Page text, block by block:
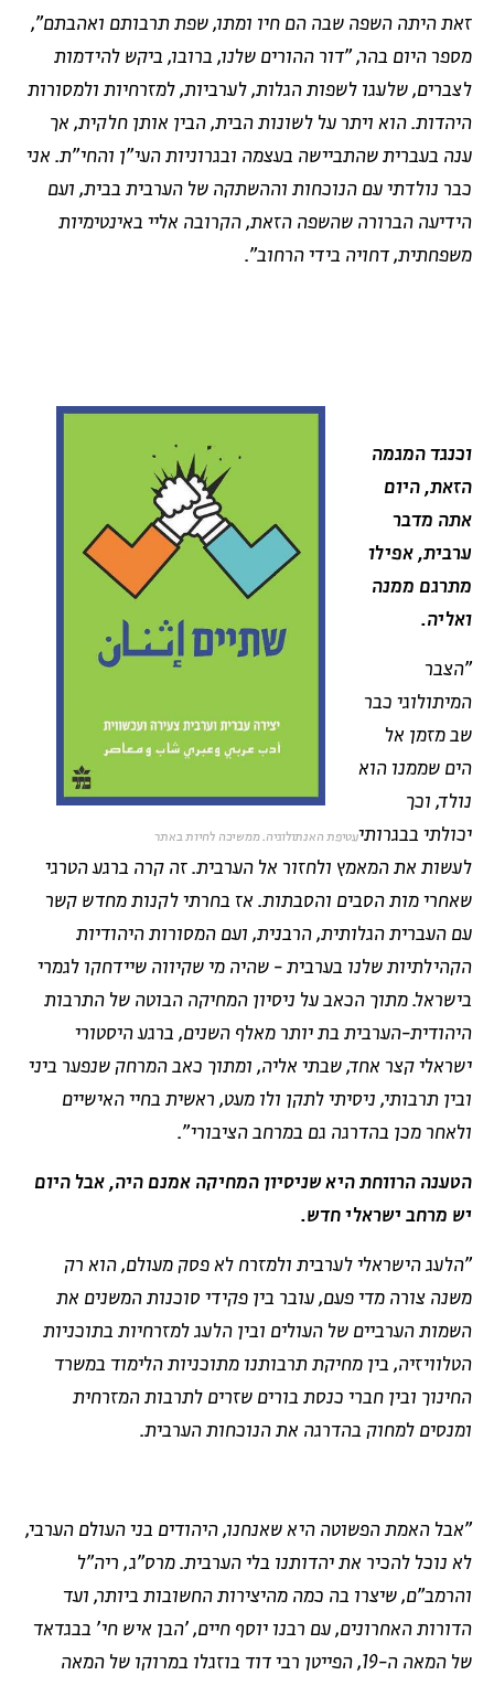
זאת היתה השפה שבה הם חיו ומתו, שפת תרבותם ואהבתם",
מספר היום בהר, "דור ההורים שלנו, ברובו, ביקש להידמות
לצברים, שלעגו לשפות הגלות, לערביות, למזרחיות ולמסורות
היהדות. הוא ויתר על לשונות הבית, הבין אותן חלקית, אך
ענה בעברית שהתביישה בעצמה ובגרוניות העי"ן והחי"ת. אני
כבר נולדתי עם הנוכחות וההשתקה של הערבית בבית, ועם
הידיעה הברורה שהשפה הזאת, הקרובה אליי באינטימיות
משפחתית, דחויה בידי הרחוב".
עטיפת האנתולוגיה. ממשיכה לחיות באתר
וכנגד המגמה
הזאת, היום
אתה מדבר
ערבית, אפילו
מתרגם ממנה
ואליה.
"הצבר
המיתולוגי כבר
שב מזמן אל
הים שממנו הוא
נולד, וכך
יכולתי בבגרותי
לעשות את המאמץ ולחזור אל הערבית. זה קרה ברגע הטרגי
שאחרי מות הסבים והסבתות. אז בחרתי לקנות מחדש קשר
עם העברית הגלותית, הרבנית, ועם המסורות היהודיות
הקהילתיות שלנו בערבית - שהיה מי שקיווה שיידחקו לגמרי
בישראל. מתוך הכאב על ניסיון המחיקה הבוטה של התרבות
היהודית-הערבית בת יותר מאלף השנים, ברגע היסטורי
ישראלי קצר אחד, שבתי אליה, ומתוך כאב המרחק שנפער ביני
ובין תרבותי, ניסיתי לתקן ולו מעט, ראשית בחיי האישיים
ולאחר מכן בהדרגה גם במרחב הציבורי".
הטענה הרווחת היא שניסיון המחיקה אמנם היה, אבל היום
יש מרחב ישראלי חדש.
"הלעג הישראלי לערבית ולמזרח לא פסק מעולם, הוא רק
משנה צורה מדי פעם, עובר בין פקידי סוכנות המשנים את
השמות הערביים של העולים ובין הלעג למזרחיות בתוכניות
הטלוויזיה, בין מחיקת תרבותנו מתוכניות הלימוד במשרד
החינוך ובין חברי כנסת בורים שזרים לתרבות המזרחית
ומנסים למחוק בהדרגה את הנוכחות הערבית.
"אבל האמת הפשוטה היא שאנחנו, היהודים בני העולם הערבי,
לא נוכל להכיר את יהדותנו בלי הערבית. מרס"ג, ריה"ל
והרמב"ם, שיצרו בה כמה מהיצירות החשובות ביותר, ועד
הדורות האחרונים, עם רבנו יוסף חיים, 'הבן איש חי' בבגדאד
של המאה ה-19, הפייטן רבי דוד בוזגלו במרוקו של המאה